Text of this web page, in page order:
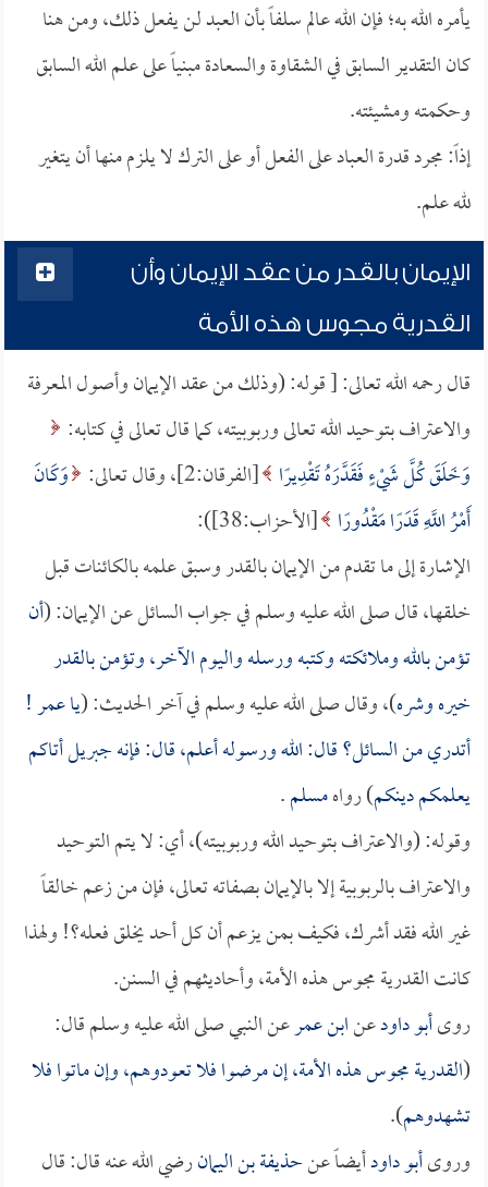
يأمره الله به؛ فإن الله عالم سلفاً بأن العبد لن يفعل ذلك، ومن هنا
كان التقدير السابق في الشقاوة والسعادة مبنياً على علم الله السابق
وحكمته ومشيئته.
إذاً: مجرد قدرة العباد على الفعل أو على الترك لا يلزم منها أن يتغير
لله علم.
الإيمان بالقدر من عقد الإيمان وأن
القدرية مجوس هذه الأمة
قال رحمه الله تعالى: [ قوله: (وذلك من عقد الإيمان وأصول المعرفة
والاعتراف بتوحيد الله تعالى وربوبيته، كما قال تعالى في كتابه:
وَخَلَقَ كُلَّ شَيْءٍ فَقَدَّرَهُ تَقْدِيرًا [الفرقان:2]، وقال تعالى:
وَكَانَ
أَمْرُ اللَّهِ قَدَرًا مَقْدُورًا [الأحزاب:38]):
الإشارة إلى ما تقدم من الإيمان بالقدر وسبق علمه بالكائنات قبل
خلقها، قال صلى الله عليه وسلم في جواب السائل عن الإيمان: (أن
تؤمن بالله وملائكته وكتبه ورسله واليوم الآخر، وتؤمن بالقدر
خيره وشره)، وقال صلى الله عليه وسلم في آخر الحديث: (ياعمر!
أتدري من السائل؟ قال: الله ورسوله أعلم، قال: فإنه جبريل أتاكم
يعلمكم دينكم) رواهمسلم.
وقوله: (والاعتراف بتوحيد الله وربوبيته)، أي: لا يتم التوحيد
والاعتراف بالربوبية إلا بالإيمان بصفاته تعالى، فإن من زعم خالقاً
غير الله فقد أشرك، فكيف بمن يزعم أن كل أحد يخلق فعله؟! ولهذا
كانت القدرية مجوس هذه الأمة، وأحاديثهم في السنن.
روىأبو داودعنابن عمرعن النبي صلى الله عليه وسلم قال:
(القدرية مجوس هذه الأمة، إن مرضوا فلا تعودوهم، وإن ماتوا فلا
تشهدوهم).
وروىأبو داودأيضاً عنحذيفة بن اليمانرضي الله عنه قال: قال